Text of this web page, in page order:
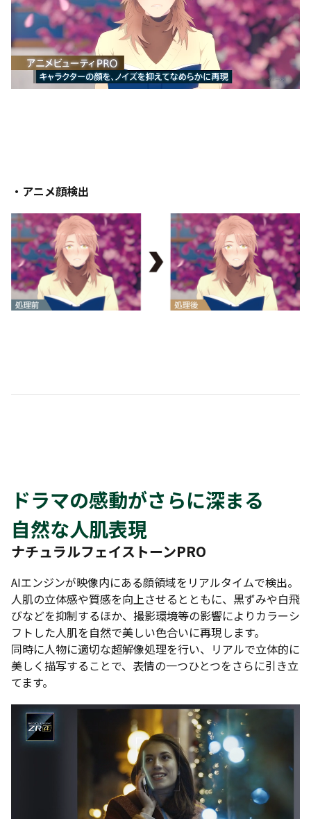
・アニメ顔検出
ドラマの感動がさらに深まる
自然な人肌表現
ナチュラルフェイストーンPRO
AIエンジンが映像内にある顔領域をリアルタイムで検出。
人肌の立体感や質感を向上させるとともに、黒ずみや白飛
びなどを抑制するほか、撮影環境等の影響によりカラーシ
フトした人肌を自然で美しい色合いに再現します。
同時に人物に適切な超解像処理を行い、リアルで立体的に
美しく描写することで、表情の一つひとつをさらに引き立
てます。